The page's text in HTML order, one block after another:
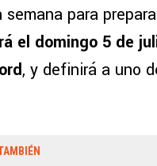
para
el domingo 5 de
, y definirá a uno